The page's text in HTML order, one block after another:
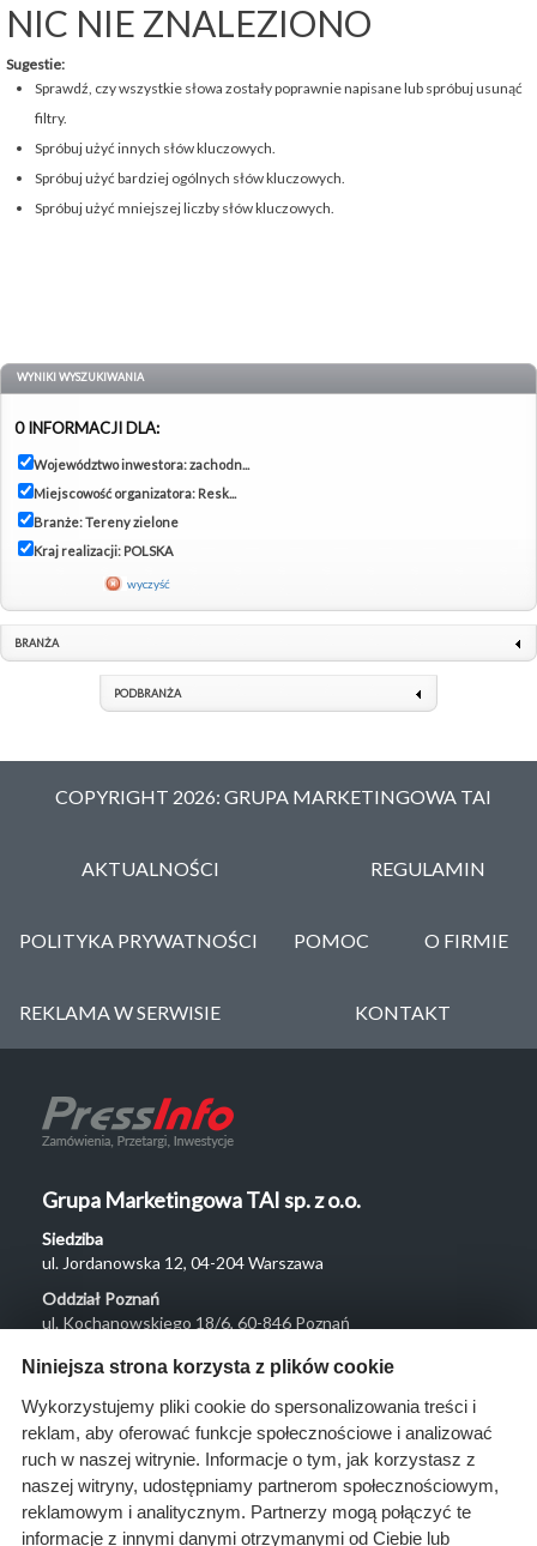
NIC NIE ZNALEZIONO
Sugestie:
Sprawdź, czy wszystkie słowa zostały poprawnie napisane lub spróbuj usunąć
filtry.
Spróbuj użyć innych słów kluczowych.
Spróbuj użyć bardziej ogólnych słów kluczowych.
Spróbuj użyć mniejszej liczby słów kluczowych.
WYNIKI WYSZUKIWANIA
0 INFORMACJI DLA:
Województwo inwestora: zachodn...
Miejscowość organizatora: Resk...
Branże: Tereny zielone
Kraj realizacji: POLSKA
wyczyść
BRANŻA
PODBRANŻA
COPYRIGHT 2026: GRUPA MARKETINGOWA TAI
AKTUALNOŚCI REGULAMIN
POLITYKA PRYWATNOŚCI POMOC O FIRMIE
REKLAMA W SERWISIE KONTAKT
Grupa Marketingowa TAI sp. z o.o.
Siedziba
ul. Jordanowska 12, 04-204 Warszawa
Oddział Poznań
ul. Kochanowskiego 18/6, 60-846 Poznań
Menu
O nas
Rozwiązania
Monitoring
przetargów
Niniejsza strona korzysta z plików cookie
Wykorzystujemy pliki cookie do spersonalizowania treści i
reklam, aby oferować funkcje społecznościowe i analizować
ruch w naszej witrynie. Informacje o tym, jak korzystasz z
naszej witryny, udostępniamy partnerom społecznościowym,
reklamowym i analitycznym. Partnerzy mogą połączyć te
informacje z innymi danymi otrzymanymi od Ciebie lub